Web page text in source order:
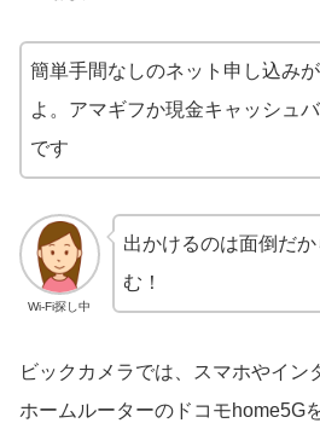
簡単手間なしのネット申し込み
よ。アマギフか現金キャッシュ
です
Wi-Fi探し中
出かけるのは面倒だ
む！
ビックカメラでは、スマホやイン
ホームルーターのドコモhome5G